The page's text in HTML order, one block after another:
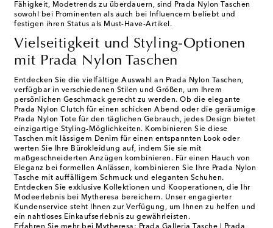
Fähigkeit, Modetrends zu überdauern, sind Prada Nylon Taschen
sowohl bei Prominenten als auch bei Influencern beliebt und
festigen ihren Status als Must-Have-Artikel.
Vielseitigkeit und Styling-Optionen
mit Prada Nylon Taschen
Entdecken Sie die vielfältige Auswahl an Prada Nylon Taschen,
verfügbar in verschiedenen Stilen und Größen, um Ihrem
persönlichen Geschmack gerecht zu werden. Ob die elegante
Prada Nylon Clutch für einen schicken Abend oder die geräumige
Prada Nylon Tote für den täglichen Gebrauch, jedes Design bietet
einzigartige Styling-Möglichkeiten. Kombinieren Sie diese
Taschen mit lässigem Denim für einen entspannten Look oder
werten Sie Ihre Bürokleidung auf, indem Sie sie mit
maßgeschneiderten Anzügen kombinieren. Für einen Hauch von
Eleganz bei formellen Anlässen, kombinieren Sie Ihre Prada Nylon
Tasche mit auffälligem Schmuck und eleganten Schuhen.
Entdecken Sie exklusive Kollektionen und Kooperationen, die Ihr
Modeerlebnis bei Mytheresa bereichern. Unser engagierter
Kundenservice steht Ihnen zur Verfügung, um Ihnen zu helfen und
ein nahtloses Einkaufserlebnis zu gewährleisten.